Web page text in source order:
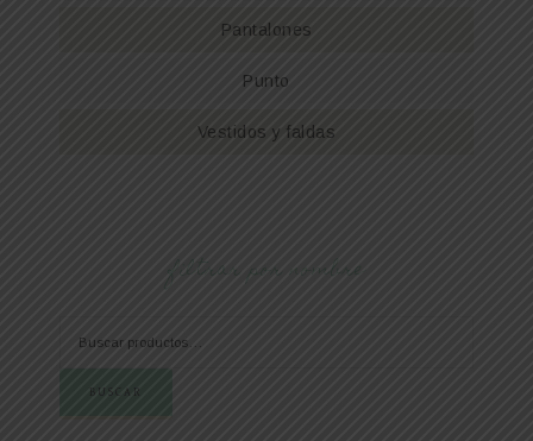
Pantalones
Punto
Vestidos y faldas
filtrar por nombre
BUSCAR